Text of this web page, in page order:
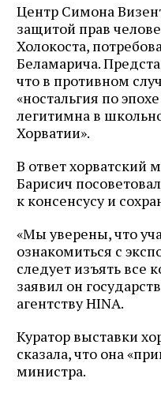
Центр Симона
защитой прав
Холокоста,
Беламарича.
что в противном
«ностальгия по
легитимна в
Хорватии».
В ответ хорватский
Барисич
к консенсусу и
«Мы уверены, что
ознакомиться с
следует изъять все
заявил он
агентству HINA.
Куратор выставки
сказала, что она
министра.